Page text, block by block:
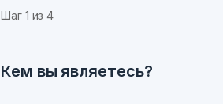
Шаг 1 из 4
Кем вы являетесь?